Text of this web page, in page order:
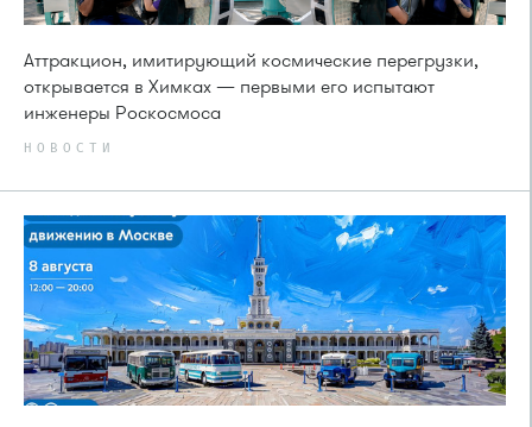
Аттракцион, имитирующий космические перегрузки,
открывается в Химках — первыми его испытают
инженеры Роскосмоса
НОВОСТИ